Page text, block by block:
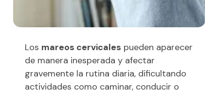
Los mareos cervicales pueden aparecer
de manera inesperada y afectar
gravemente la rutina diaria, dificultando
actividades como caminar, conducir o